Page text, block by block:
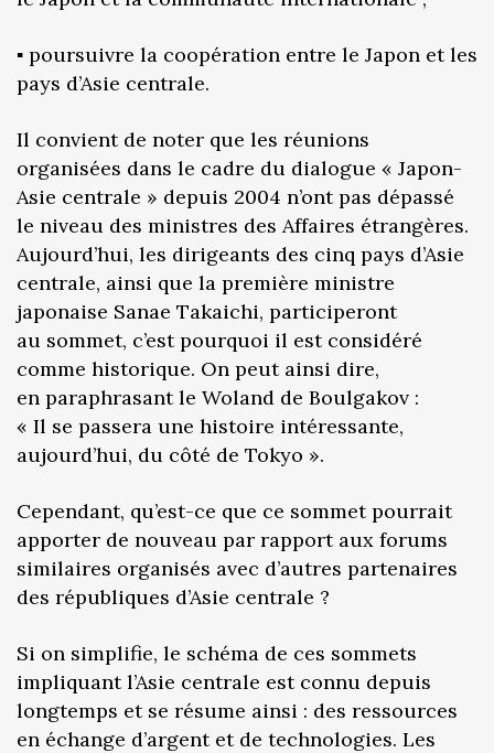
▪️ poursuivre la coopération entre le Japon et les
pays d’Asie centrale.
Il convient de noter que les réunions
organisées dans le cadre du dialogue « Japon-
Asie centrale » depuis 2004 n’ont pas dépassé
le niveau des ministres des Affaires étrangères.
Aujourd’hui, les dirigeants des cinq pays d’Asie
centrale, ainsi que la première ministre
japonaise Sanae Takaichi, participeront
au sommet, c’est pourquoi il est considéré
comme historique. On peut ainsi dire,
en paraphrasant le Woland de Boulgakov :
« Il se passera une histoire intéressante,
aujourd’hui, du côté de Tokyo ».
Cependant, qu’est-ce que ce sommet pourrait
apporter de nouveau par rapport aux forums
similaires organisés avec d’autres partenaires
des républiques d’Asie centrale ?
Si on simplifie, le schéma de ces sommets
impliquant l’Asie centrale est connu depuis
longtemps et se résume ainsi : des ressources
en échange d’argent et de technologies. Les